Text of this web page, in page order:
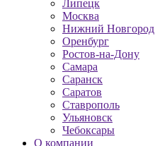
Липецк
Москва
Нижний Новгород
Оренбург
Ростов-на-Дону
Самара
Саранск
Саратов
Ставрополь
Ульяновск
Чебоксары
О компании